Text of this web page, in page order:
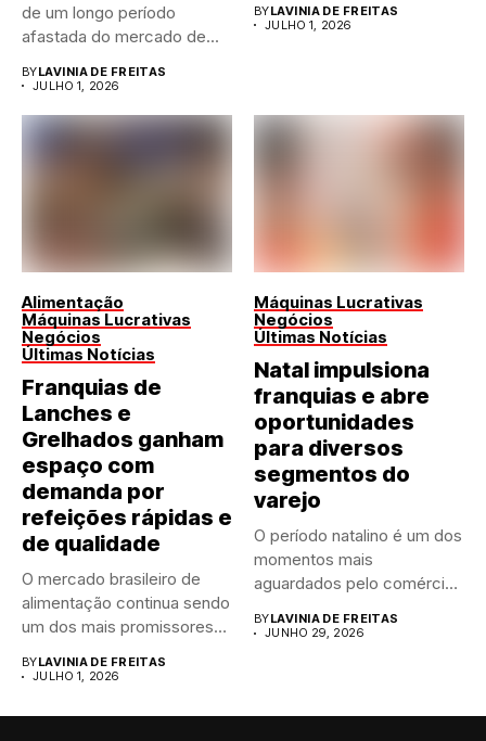
de um longo período
afastada do mercado de...
BYLAVINIA DE FREITAS
JULHO 1, 2026
BYLAVINIA DE FREITAS
JULHO 1, 2026
Alimentação
Máquinas Lucrativas
Negócios
Últimas Notícias
Franquias de
Lanches e
Grelhados ganham
espaço com
demanda por
refeições rápidas e
de qualidade
O mercado brasileiro de
alimentação continua sendo
um dos mais promissores
BYLAVINIA DE FREITAS
JULHO 1, 2026
Máquinas Lucrativas
Negócios
Últimas Notícias
Natal impulsiona
franquias e abre
oportunidades
para diversos
segmentos do
varejo
O período natalino é um dos
momentos mais
aguardados pelo comércio
BYLAVINIA DE FREITAS
JUNHO 29, 2026